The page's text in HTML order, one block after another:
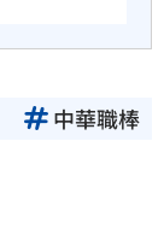
中華職棒